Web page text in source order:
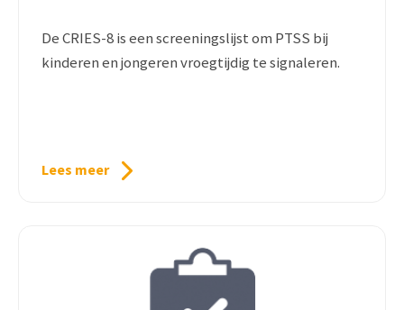
De CRIES-8 is een screeningslijst om PTSS bij
kinderen en jongeren vroegtijdig te signaleren.
Lees meer